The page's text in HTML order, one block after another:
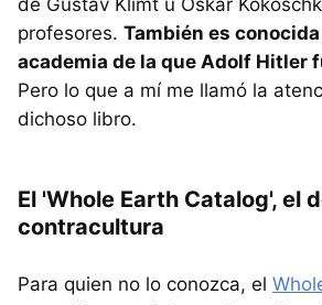
de Gustav Klimt u Oskar
profesores. También es
academia de la que Adolf Hitler
Pero lo que a mí me llamó la
dichoso libro.
El 'Whole Earth Catalog', el
contracultura
Para quien no lo conozca, el